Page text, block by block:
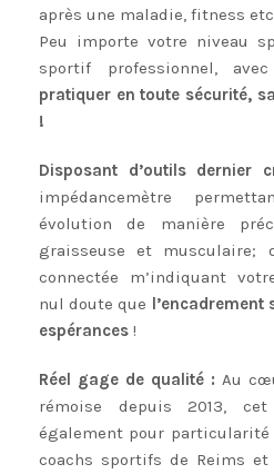
après une maladie, fitness
Peu importe votre niveau
sportif professionnel,
pratiquer en toute sécurité,
!
Disposant d’outils dernier
impédancemètre
évolution de manière
graisseuse et musculaire;
connectée m’indiquant
nul doute que l’encadrement
espérances !
Réel gage de qualité : Au
rémoise depuis 2013, cet
également pour
coachs sportifs de Reims